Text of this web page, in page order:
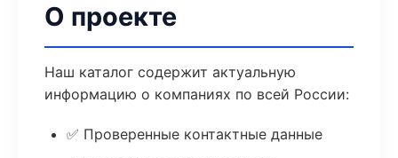
О проекте
Наш каталог содержит актуальную
информацию о компаниях по всей России:
✅ Проверенные контактные данные